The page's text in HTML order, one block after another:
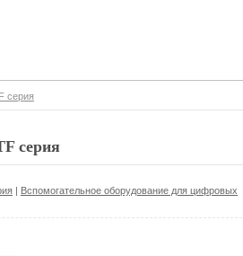
серия
серия
| Вспомогательное оборудование для цифровых